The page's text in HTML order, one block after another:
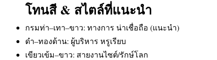
โทนสี & สไตล์ที่แนะนำ
กรมท่า–เทา–ขาว: ทางการ น่าเชื่อถือ (แนะนำ)
ดำ–ทองด้าน: ผู้บริหาร หรูเรียบ
เขียวเข้ม–ขาว: สายงานไซต์/รักษ์โลก